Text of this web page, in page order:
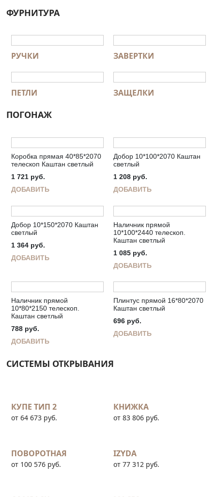
ФУРНИТУРА
РУЧКИ ЗАВЕРТКИ
ПЕТЛИ ЗАЩЕЛКИ
ПОГОНАЖ
Коробка прямая 40*85*2070
телескоп Каштан светлый
1 721 руб.
ДОБАВИТЬ
Добор 10*100*2070 Каштан
светлый
1 208 руб.
ДОБАВИТЬ
Добор 10*150*2070 Каштан
светлый
1 364 руб.
ДОБАВИТЬ
Наличник прямой
10*100*2440 телескоп.
Каштан светлый
1 085 руб.
ДОБАВИТЬ
Наличник прямой
10*80*2150 телескоп.
Каштан светлый
788 руб.
ДОБАВИТЬ
Плинтус прямой 16*80*2070
Каштан светлый
696 руб.
ДОБАВИТЬ
СИСТЕМЫ ОТКРЫВАНИЯ
КУПЕ ТИП 2
от 64 673 руб.
КНИЖКА
от 83 806 руб.
ПОВОРОТНАЯ
от 100 576 руб.
IZYDA
от 77 312 руб.